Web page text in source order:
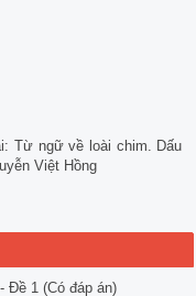
Từ ngữ về loài chim. Dấu
Việt Hồng
Đề 1 (Có đáp án)